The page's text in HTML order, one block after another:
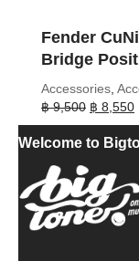
Fender
Bridge
Accessories,
฿9,500 Original
price
was:
฿ 8,550
Welcome to